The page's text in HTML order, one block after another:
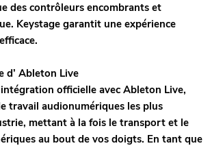
des contrôleurs encombrants et
Keystage garantit une expérience
d’ Ableton Live
officielle avec Ableton Live,
travail audionumériques les plus
mettant à la fois le transport et le
au bout de vos doigts. En tant que